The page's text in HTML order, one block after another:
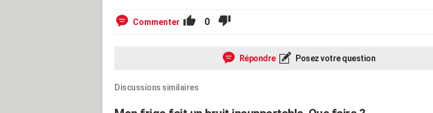
Commenter 0
Répondre Posez votre question
Discussions similaires